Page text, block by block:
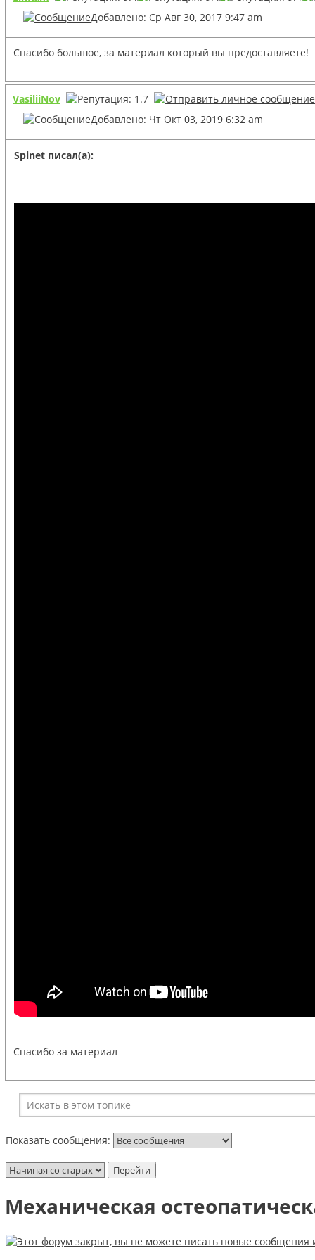
Добавлено: Ср Авг 30, 2017 9:47 am
Спасибо большое, за материал который вы предоставляете!
VasiliiNov
Добавлено: Чт Окт 03, 2019 6:32 am
Spinet писал(а):
Спасибо за материал
Показать сообщения:
Механическая